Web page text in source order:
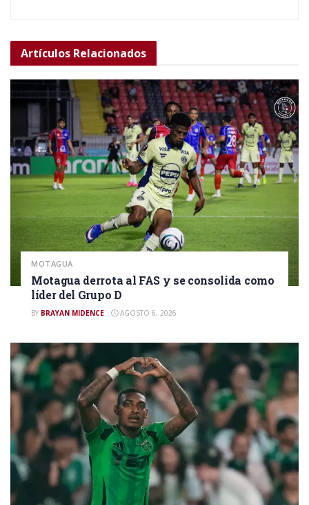
Artículos Relacionados
MOTAGUA
Motagua derrota al FAS y se consolida como
líder del Grupo D
BY BRAYAN MIDENCE AGOSTO 6, 2026